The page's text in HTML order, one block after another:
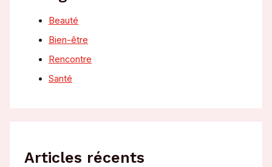
Beauté
Bien-être
Rencontre
Santé
Articles récents